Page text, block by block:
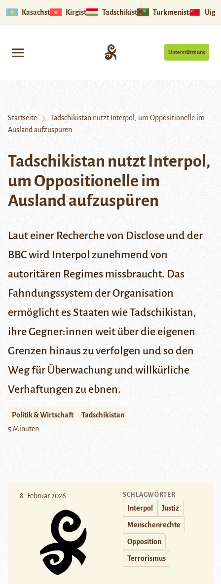
Kasachstan Kirgistan Tadschikistan Turkmenistan
Unterstützt uns
Startseite
Tadschikistan nutzt Interpol, um Oppositionelle im
Ausland aufzuspüren
Tadschikistan nutzt Interpol,
um Oppositionelle im
Ausland aufzuspüren
Laut einer Recherche von Disclose und der
BBC wird Interpol zunehmend von
autoritären Regimes missbraucht. Das
Fahndungssystem der Organisation
ermöglicht es Staaten wie Tadschikistan,
ihre Gegner:innen weit über die eigenen
Grenzen hinaus zu verfolgen und so den
Weg für Überwachung und willkürliche
Verhaftungen zu ebnen.
Politik & Wirtschaft
Tadschikistan
5 Minuten
8. Februar 2026 SCHLAGWÖRTER
Interpol Justiz
Menschenrechte
Opposition
Terrorismus